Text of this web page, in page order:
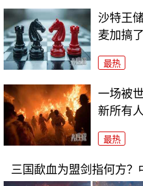
沙特王
麦加搞
最热
一场被
新所有
最热
三国歃血为盟剑指何方？